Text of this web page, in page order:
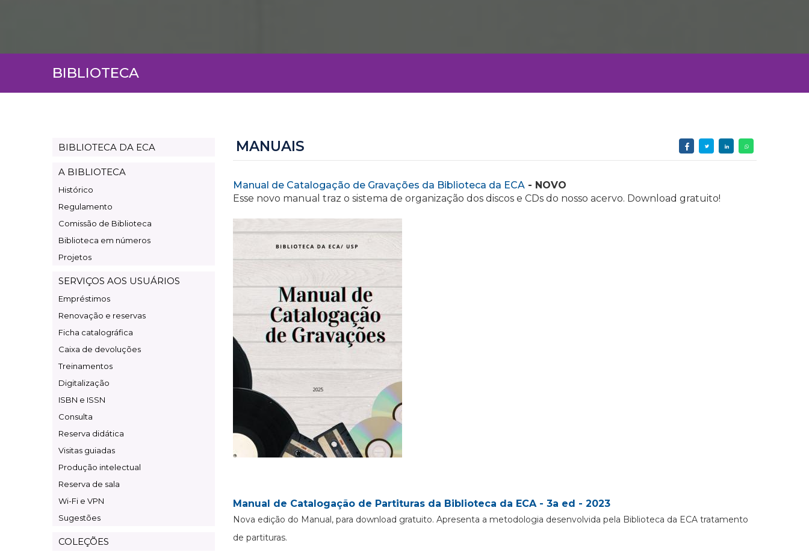
BIBLIOTECA
Biblioteca
BIBLIOTECA DA ECA
A BIBLIOTECA
Histórico
Regulamento
Comissão de Biblioteca
Biblioteca em números
Projetos
SERVIÇOS AOS USUÁRIOS
Empréstimos
Renovação e reservas
Ficha catalográfica
Caixa de devoluções
Treinamentos
Digitalização
ISBN e ISSN
Consulta
Reserva didática
Visitas guiadas
Produção intelectual
Reserva de sala
Wi-Fi e VPN
Sugestões
COLEÇÕES
MANUAIS
Manual de Catalogação de Gravações da Biblioteca da ECA - NOVO
Esse novo manual traz o sistema de organização dos discos e CDs do nosso acervo. Download gratuito!
Manual de Catalogação de Partituras da Biblioteca da ECA - 3a ed - 2023
Nova edição do Manual, para download gratuito. Apresenta a metodologia desenvolvida pela Biblioteca da ECA tratamento
de partituras.